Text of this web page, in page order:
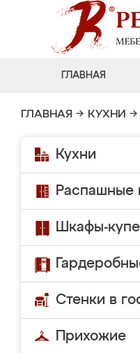
ГЛАВНАЯ
ГЛАВНАЯ → КУХНИ →
Кухни
Распашные
Шкафы-купе
Стенки в
Прихожие